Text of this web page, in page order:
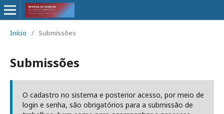
Início / Submissões
Submissões
O cadastro no sistema e posterior acesso, por meio de
login e senha, são obrigatórios para a submissão de